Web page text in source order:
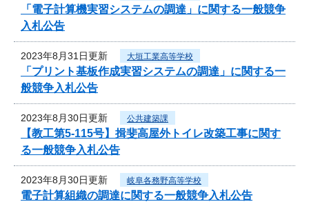
「電子計算機実習システムの調達」に関する一般競争
入札公告
2023年8月31日更新 大垣工業高等学校
「プリント基板作成実習システムの調達」に関する一
般競争入札公告
2023年8月30日更新 公共建築課
【教工第5-115号】揖斐高屋外トイレ改築工事に関す
る一般競争入札公告
2023年8月30日更新 岐阜各務野高等学校
電子計算組織の調達に関する一般競争入札公告